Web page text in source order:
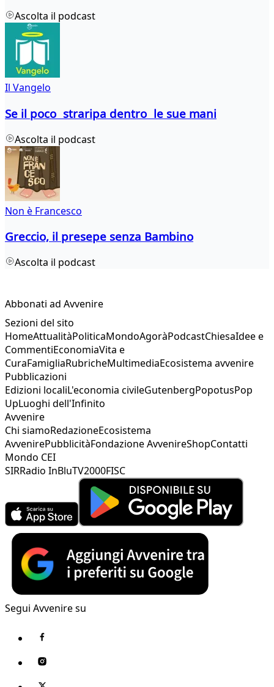
Ascolta il podcast
Il Vangelo
Se il poco straripa dentro le sue mani
Ascolta il podcast
Non è Francesco
Greccio, il presepe senza Bambino
Ascolta il podcast
Abbonati ad Avvenire
Sezioni del sito
HomeAttualitàPoliticaMondoAgoràPodcastChiesaIdee e
CommentiEconomiaVita e
CuraFamigliaRubricheMultimediaEcosistema avvenire
Pubblicazioni
Edizioni localiL'economia civileGutenbergPopotusPop
UpLuoghi dell'Infinito
Avvenire
Chi siamoRedazioneEcosistema
AvvenirePubblicitàFondazione AvvenireShopContatti
Mondo CEI
SIRRadio InBluTV2000FISC
Segui Avvenire su